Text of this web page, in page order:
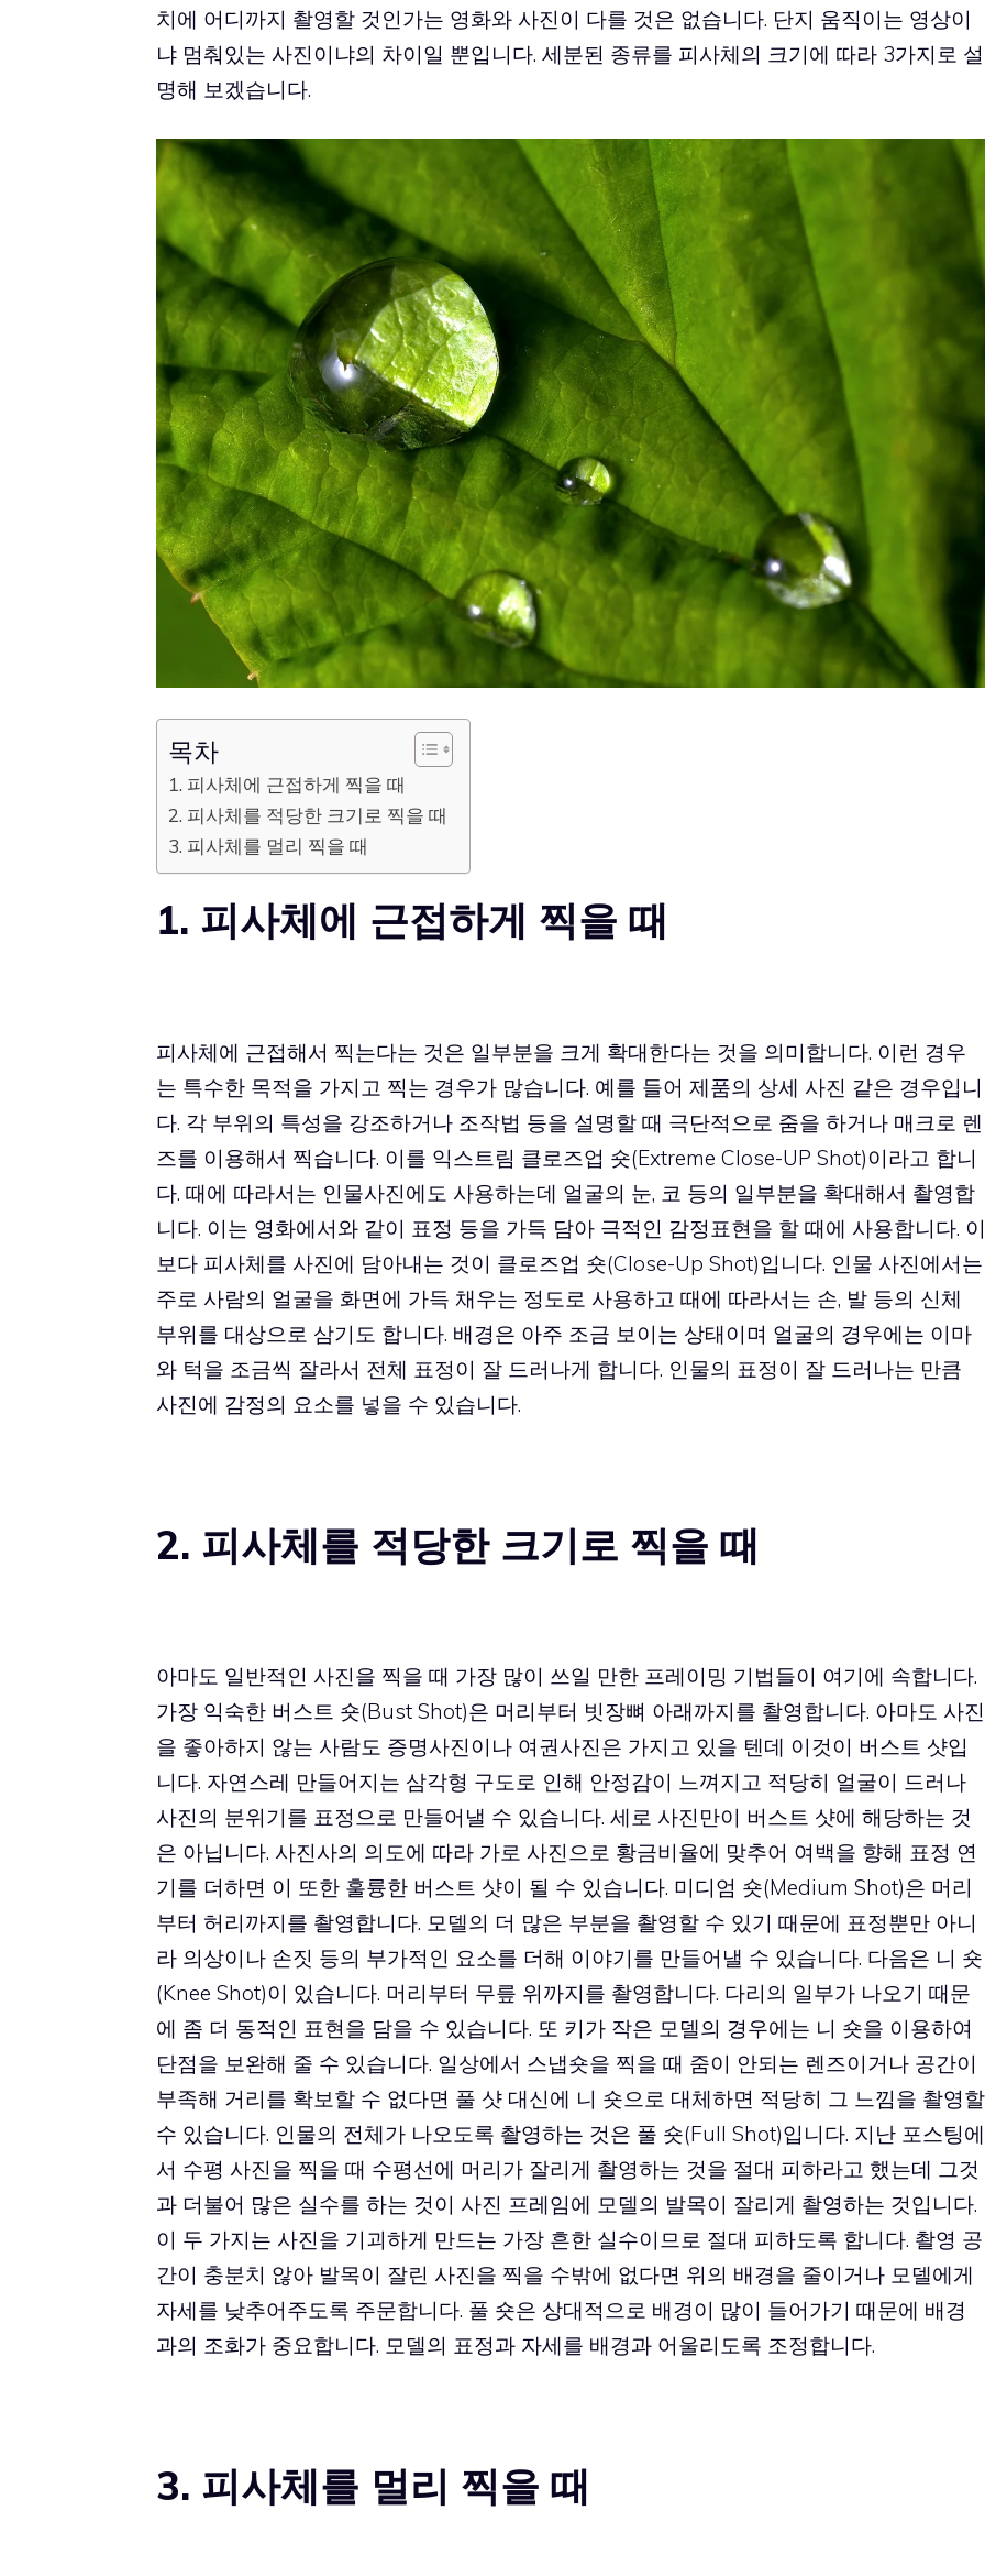
치에 어디까지 촬영할 것인가는 영화와 사진이 다를 것은 없습니다. 단지 움직이는 영상이
냐 멈춰있는 사진이냐의 차이일 뿐입니다. 세분된 종류를 피사체의 크기에 따라 3가지로 설
명해 보겠습니다.
목차
1. 피사체에 근접하게 찍을 때
2. 피사체를 적당한 크기로 찍을 때
3. 피사체를 멀리 찍을 때
1. 피사체에 근접하게 찍을 때
피사체에 근접해서 찍는다는 것은 일부분을 크게 확대한다는 것을 의미합니다. 이런 경우
는 특수한 목적을 가지고 찍는 경우가 많습니다. 예를 들어 제품의 상세 사진 같은 경우입니
다. 각 부위의 특성을 강조하거나 조작법 등을 설명할 때 극단적으로 줌을 하거나 매크로 렌
즈를 이용해서 찍습니다. 이를 익스트림 클로즈업 숏(Extreme Close-UP Shot)이라고 합니
다. 때에 따라서는 인물사진에도 사용하는데 얼굴의 눈, 코 등의 일부분을 확대해서 촬영합
니다. 이는 영화에서와 같이 표정 등을 가득 담아 극적인 감정표현을 할 때에 사용합니다. 이
보다 피사체를 사진에 담아내는 것이 클로즈업 숏(Close-Up Shot)입니다. 인물 사진에서는
주로 사람의 얼굴을 화면에 가득 채우는 정도로 사용하고 때에 따라서는 손, 발 등의 신체
부위를 대상으로 삼기도 합니다. 배경은 아주 조금 보이는 상태이며 얼굴의 경우에는 이마
와 턱을 조금씩 잘라서 전체 표정이 잘 드러나게 합니다. 인물의 표정이 잘 드러나는 만큼
사진에 감정의 요소를 넣을 수 있습니다.
2. 피사체를 적당한 크기로 찍을 때
아마도 일반적인 사진을 찍을 때 가장 많이 쓰일 만한 프레이밍 기법들이 여기에 속합니다.
가장 익숙한 버스트 숏(Bust Shot)은 머리부터 빗장뼈 아래까지를 촬영합니다. 아마도 사진
을 좋아하지 않는 사람도 증명사진이나 여권사진은 가지고 있을 텐데 이것이 버스트 샷입
니다. 자연스레 만들어지는 삼각형 구도로 인해 안정감이 느껴지고 적당히 얼굴이 드러나
사진의 분위기를 표정으로 만들어낼 수 있습니다. 세로 사진만이 버스트 샷에 해당하는 것
은 아닙니다. 사진사의 의도에 따라 가로 사진으로 황금비율에 맞추어 여백을 향해 표정 연
기를 더하면 이 또한 훌륭한 버스트 샷이 될 수 있습니다. 미디엄 숏(Medium Shot)은 머리
부터 허리까지를 촬영합니다. 모델의 더 많은 부분을 촬영할 수 있기 때문에 표정뿐만 아니
라 의상이나 손짓 등의 부가적인 요소를 더해 이야기를 만들어낼 수 있습니다. 다음은 니 숏
(Knee Shot)이 있습니다. 머리부터 무릎 위까지를 촬영합니다. 다리의 일부가 나오기 때문
에 좀 더 동적인 표현을 담을 수 있습니다. 또 키가 작은 모델의 경우에는 니 숏을 이용하여
단점을 보완해 줄 수 있습니다. 일상에서 스냅숏을 찍을 때 줌이 안되는 렌즈이거나 공간이
부족해 거리를 확보할 수 없다면 풀 샷 대신에 니 숏으로 대체하면 적당히 그 느낌을 촬영할
수 있습니다. 인물의 전체가 나오도록 촬영하는 것은 풀 숏(Full Shot)입니다. 지난 포스팅에
서 수평 사진을 찍을 때 수평선에 머리가 잘리게 촬영하는 것을 절대 피하라고 했는데 그것
과 더불어 많은 실수를 하는 것이 사진 프레임에 모델의 발목이 잘리게 촬영하는 것입니다.
이 두 가지는 사진을 기괴하게 만드는 가장 흔한 실수이므로 절대 피하도록 합니다. 촬영 공
간이 충분치 않아 발목이 잘린 사진을 찍을 수밖에 없다면 위의 배경을 줄이거나 모델에게
자세를 낮추어주도록 주문합니다. 풀 숏은 상대적으로 배경이 많이 들어가기 때문에 배경
과의 조화가 중요합니다. 모델의 표정과 자세를 배경과 어울리도록 조정합니다.
3. 피사체를 멀리 찍을 때